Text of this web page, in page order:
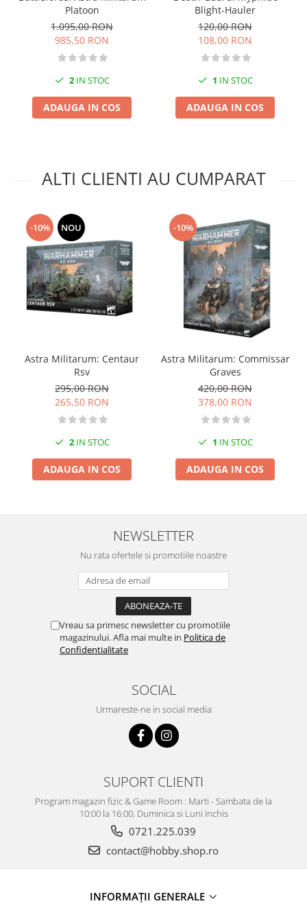
Markere Metalice
Platoon
1.095,00 RON
985,50 RON
2IN STOC
ADAUGA IN COS
Blight-Hauler
120,00 RON
108,00 RON
1 IN STOC
ADAUGA IN COS
ALTI CLIENTI AU CUMPARAT
-10% NOU
Astra Militarum: Centaur
Rsv
295,00 RON
265,50 RON
2IN STOC
ADAUGA IN COS
-10%
Astra Militarum: Commissar
Graves
420,00 RON
378,00 RON
1 IN STOC
ADAUGA IN COS
NEWSLETTER
Nu rata ofertele si promotiile noastre
Vreau sa primesc newsletter cu promotiile
magazinului. Afla mai multe in Politica de
Confidentialitate
SOCIAL
Urmareste-ne in social media
SUPORT CLIENTI
Program magazin fizic & Game Room : Marti - Sambata de la
10:00 la 16:00, Duminica si Luni Inchis
0721.225.039
contact@hobby.shop.ro
INFORMAŢII GENERALE